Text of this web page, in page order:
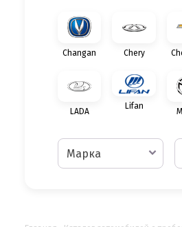
Changan Chery
LADA
Lifan
Марка